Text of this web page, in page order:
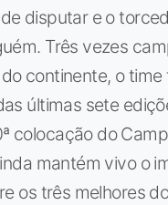
disputar e o
Três vezes
continente, o time
últimas sete
colocação do
mantém vivo o
os três melhores